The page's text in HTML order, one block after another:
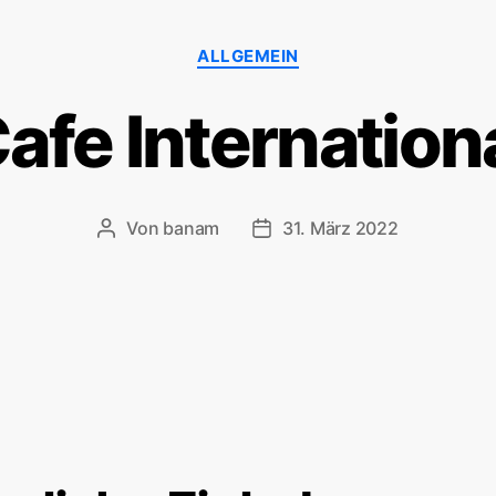
ALLGEMEIN
Von banam 31. März 2022